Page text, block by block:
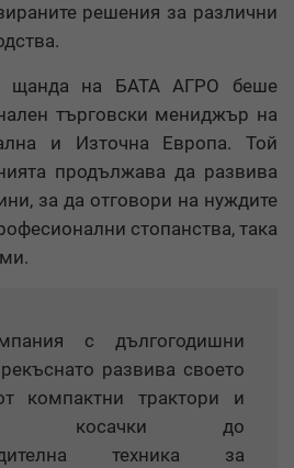
решения за различни
щанда на БАТА АГРО беше
търговски мениджър на
и Източна Европа. Той
продължава да развива
за да отговори на нуждите
стопанства, така
с дългогодишни
развива своето
компактни трактори и
косачки до
техника за